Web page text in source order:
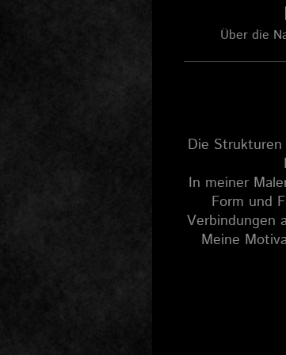
Über die
Die
In meiner
Form und
Verbindungen
Meine